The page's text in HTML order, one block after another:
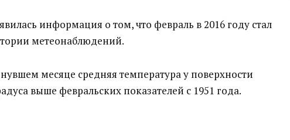
информация о том, что февраль в 2016 году стал
метеонаблюдений.
месяце средняя температура у поверхности
выше февральских показателей с 1951 года.